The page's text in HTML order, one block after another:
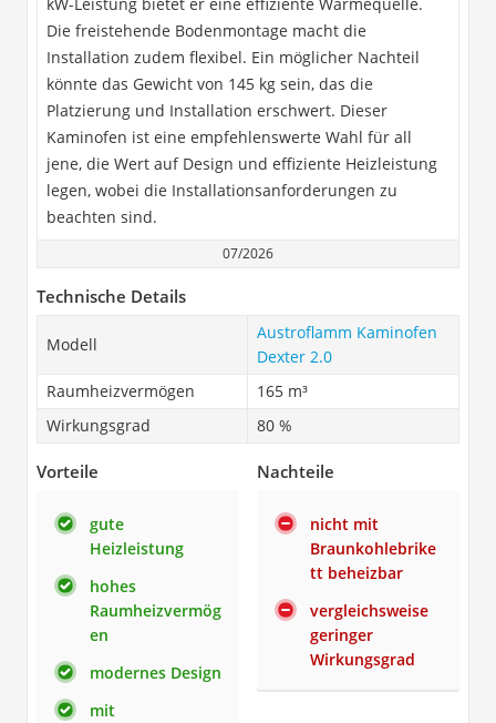
Die freistehende Bodenmontage macht die
Installation zudem flexibel. Ein möglicher Nachteil
könnte das Gewicht von 145 kg sein, das die
Platzierung und Installation erschwert. Dieser
Kaminofen ist eine empfehlenswerte Wahl für all
jene, die Wert auf Design und effiziente Heizleistung
legen, wobei die Installationsanforderungen zu
beachten sind.
07/2026
Technische Details
Modell
Austroflamm Kaminofen
Dexter 2.0
Raumheizvermögen
165 m³
Wirkungsgrad
80 %
Vorteile
gute
Heizleistung
hohes
Raumheizvermög
en
modernes Design
mit
Nachteile
nicht mit
Braunkohlebrike
tt beheizbar
vergleichsweise
geringer
Wirkungsgrad